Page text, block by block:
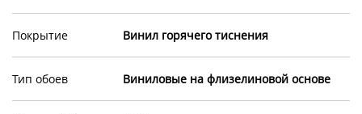
Покрытие Винил горячего тиснения
Тип обоев Виниловые на флизелиновой основе